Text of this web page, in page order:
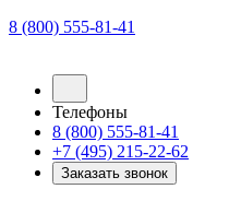
8 (800) 555-81-41
Телефоны
8 (800) 555-81-41
+7 (495) 215-22-62
Заказать звонок